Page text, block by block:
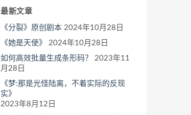
最新文章
《分裂》原创剧本 2024年10月28日
《她是天使》
2024年10月28日
如何高效批量生成条形码？
2023年11
月28日
《梦:那是光怪陆离，不着实际的反现
实》
2023年8月12日